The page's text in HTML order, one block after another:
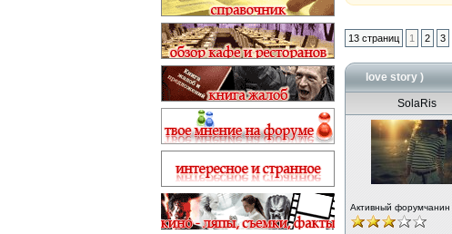
13 страниц 1 2 3
love story )
SolaRis
Активный форумчанин